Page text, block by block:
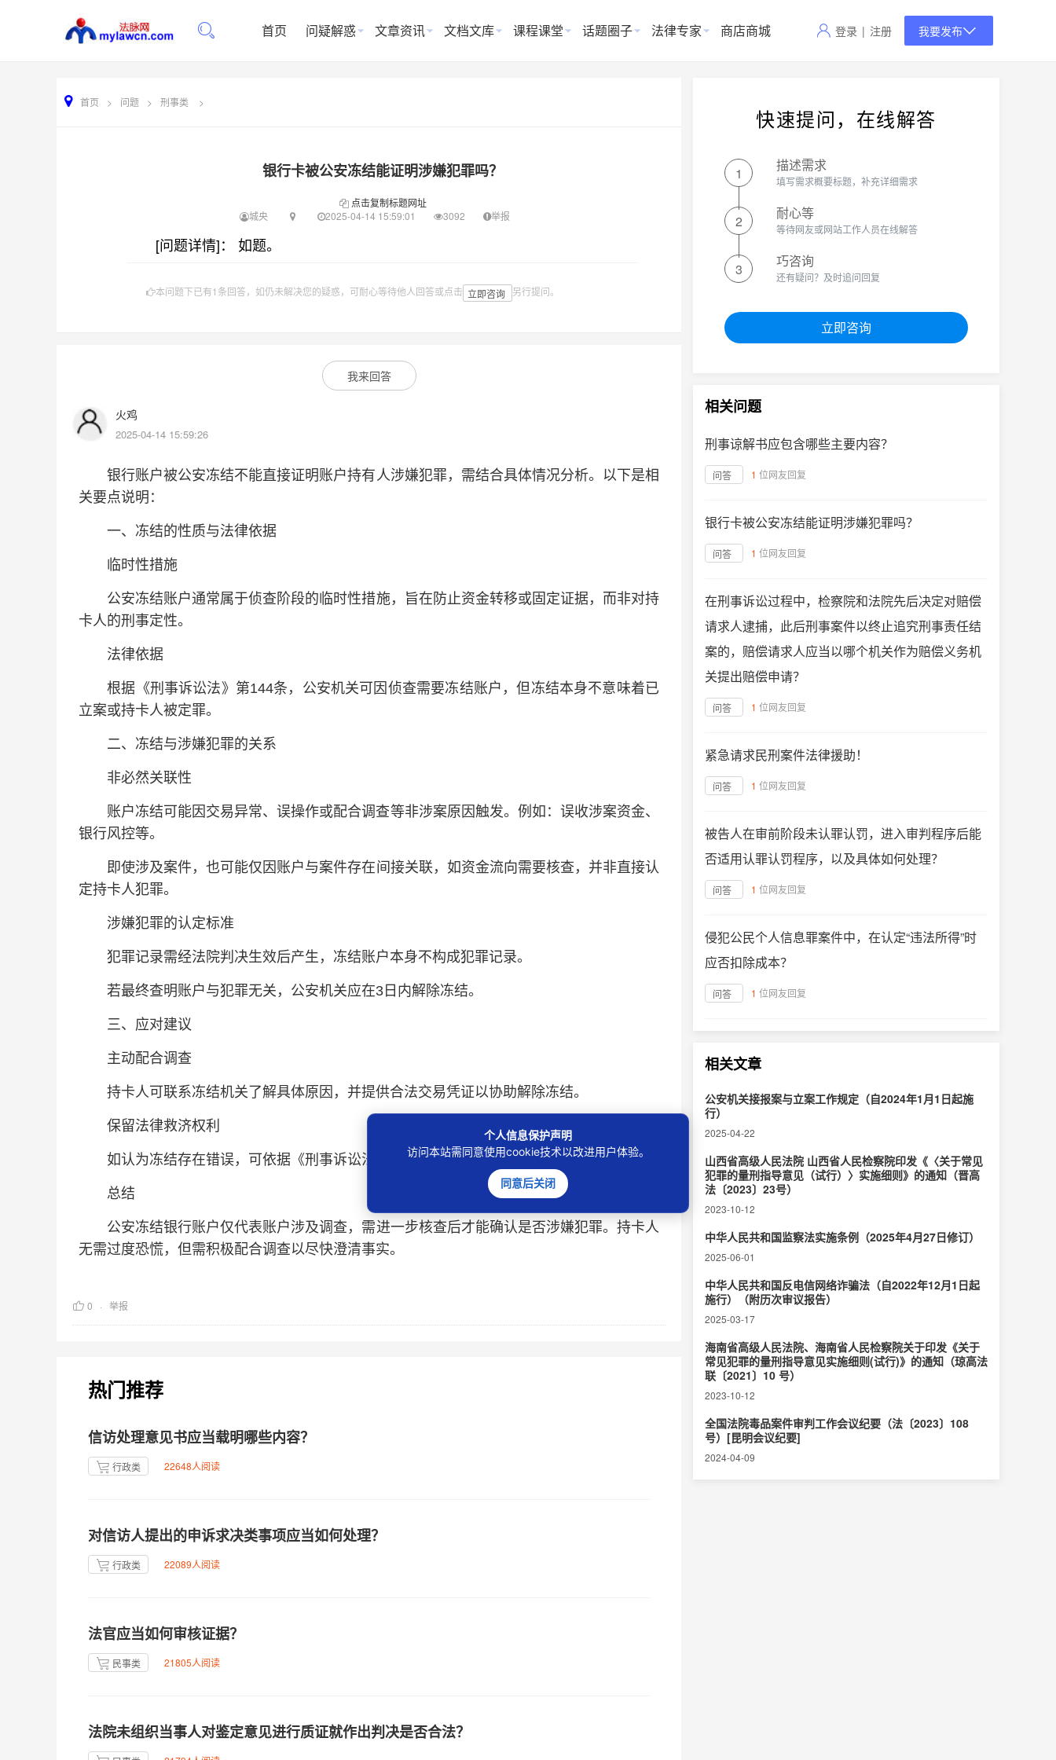
首页 问疑解惑 文章资讯 文档文库 课程课堂 话题圈子 法律专家 商店商城 登录 | 注册 我要发布
首页 > 问题 > 刑事类 >
银行卡被公安冻结能证明涉嫌犯罪吗？
点击复制标题网址
城央
2025-04-14 15:59:01 3092 举报
[问题详情]： 如题。
本问题下已有1条回答，如仍未解决您的疑惑，可耐心等待他人回答或点击 立即咨询 另行提问。
我来回答
火鸡
2025-04-14 15:59:26
银行账户被公安冻结不能直接证明账户持有人涉嫌犯罪，需结合具体情况分析。以下是相
关要点说明：
一、冻结的性质与法律依据
临时性措施‌
公安冻结账户通常属于侦查阶段的临时性措施，旨在防止资金转移或固定证据，而非对持
卡人的刑事定性‌。
法律依据‌
根据《刑事诉讼法》第144条，公安机关可因侦查需要冻结账户，但冻结本身不意味着已
立案或持卡人被定罪‌。
二、冻结与涉嫌犯罪的关系
非必然关联性‌
账户冻结可能因交易异常、误操作或配合调查等非涉案原因触发‌。例如：误收涉案资金、
银行风控等‌。
即使涉及案件，也可能仅因账户与案件存在间接关联，如资金流向需要核查，并非直接认
定持卡人犯罪‌。
涉嫌犯罪的认定标准‌
犯罪记录需经法院判决生效后产生，冻结账户本身不构成犯罪记录‌。
若最终查明账户与犯罪无关，公安机关应在3日内解除冻结‌。
三、应对建议
主动配合调查‌
持卡人可联系冻结机关了解具体原因，并提供合法交易凭证以协助解除冻结‌。
保留法律救济权利‌
如认为冻结存在错误，可依据《刑事诉讼法》第145条要求解除冻结或申请行政复议‌。
总结
公安冻结银行账户仅代表账户涉及调查，需进一步核查后才能确认是否涉嫌犯罪。持卡人
无需过度恐慌，但需积极配合调查以尽快澄清事实‌。
0 举报
热门推荐
信访处理意见书应当载明哪些内容？
行政类 22648人阅读
对信访人提出的申诉求决类事项应当如何处理？
行政类 22089人阅读
法官应当如何审核证据？
民事类 21805人阅读
法院未组织当事人对鉴定意见进行质证就作出判决是否合法？
快速提问，在线解答
1 描述需求
填写需求概要标题，补充详细需求
2 耐心等
等待网友或网站工作人员在线解答
3 巧咨询
还有疑问？及时追问回复
立即咨询
相关问题
刑事谅解书应包含哪些主要内容？
问答 1 位网友回复
银行卡被公安冻结能证明涉嫌犯罪吗？
问答 1 位网友回复
在刑事诉讼过程中，检察院和法院先后决定对赔偿
请求人逮捕，此后刑事案件以终止追究刑事责任结
案的，赔偿请求人应当以哪个机关作为赔偿义务机
关提出赔偿申请？
问答 1 位网友回复
紧急请求民刑案件法律援助！
问答 1 位网友回复
被告人在审前阶段未认罪认罚，进入审判程序后能
否适用认罪认罚程序，以及具体如何处理？
问答 1 位网友回复
侵犯公民个人信息罪案件中，在认定“违法所得”时
应否扣除成本？
问答 1 位网友回复
相关文章
公安机关接报案与立案工作规定（自2024年1月1日起施
行）
2025-04-22
山西省高级人民法院 山西省人民检察院印发《〈关于常见
犯罪的量刑指导意见（试行）〉实施细则》的通知（晋高
法〔2023〕23号）
2023-10-12
中华人民共和国监察法实施条例（2025年4月27日修订）
2025-06-01
中华人民共和国反电信网络诈骗法（自2022年12月1日起
施行）（附历次审议报告）
2025-03-17
海南省高级人民法院、海南省人民检察院关于印发《关于
常见犯罪的量刑指导意见实施细则(试行)》的通知（琼高法
联〔2021〕10 号）
2023-10-12
全国法院毒品案件审判工作会议纪要（法〔2023〕108
号）[昆明会议纪要]
2024-04-09
个人信息保护声明
访问本站需同意使用cookie技术以改进用户体验。
同意后关闭